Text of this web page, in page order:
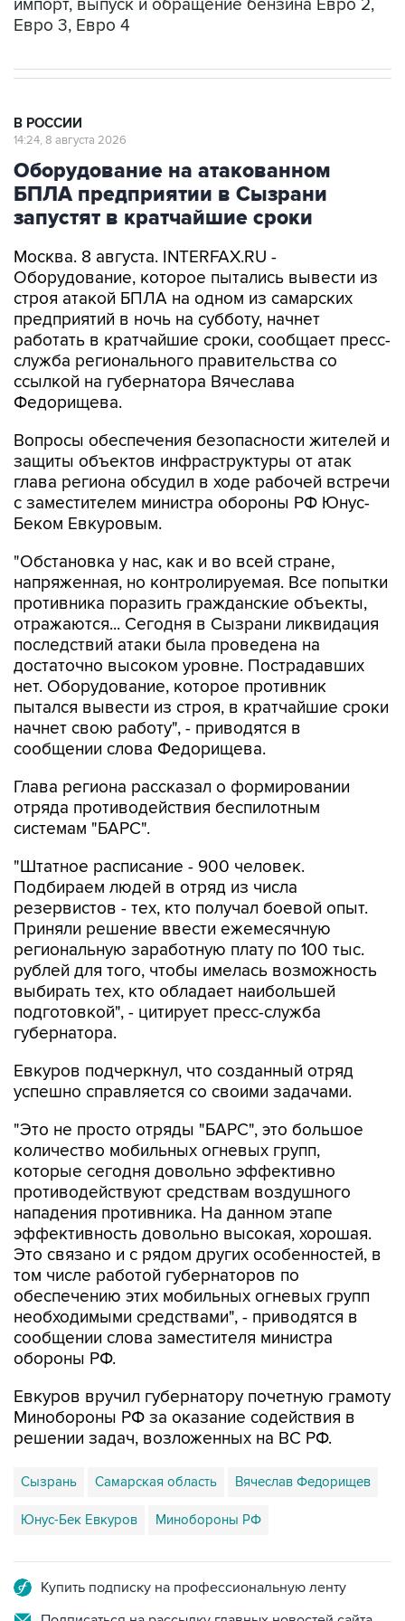
Оборудование на атакованном
БПЛА предприятии в Сызрани
запустят в кратчайшие сроки
Москва. 8 августа. INTERFAX.RU -
строя атакой БПЛА на одном из самарских
предприятий в ночь на субботу, начнет
работать в кратчайшие сроки, сообщает пресс-
служба регионального правительства со
ссылкой на губернатора Вячеслава
Федорищева.
Вопросы обеспечения безопасности жителей и
глава региона обсудил в ходе рабочей встречи
с заместителем министра обороны РФ Юнус-
Беком Евкуровым.
"Обстановка у нас, как и во всей стране,
противника поразить гражданские объекты,
отражаются... Сегодня в Сызрани ликвидация
последствий атаки была проведена на
достаточно высоком уровне. Пострадавших
нет. Оборудование, которое противник
пытался вывести из строя, в кратчайшие сроки
начнет свою работу", - приводятся в
сообщении слова Федорищева.
Глава региона рассказал о формировании
системам "БАРС".
"Штатное расписание - 900 человек.
резервистов - тех, кто получал боевой опыт.
Приняли решение ввести ежемесячную
региональную заработную плату по 100 тыс.
рублей для того, чтобы имелась возможность
выбирать тех, кто обладает наибольшей
подготовкой", - цитирует пресс-служба
губернатора.
Евкуров подчеркнул, что созданный отряд
"Это не просто отряды "БАРС", это большое
которые сегодня довольно эффективно
противодействуют средствам воздушного
нападения противника. На данном этапе
эффективность довольно высокая, хорошая.
Это связано и с рядом других особенностей, в
том числе работой губернаторов по
обеспечению этих мобильных огневых групп
необходимыми средствами", - приводятся в
сообщении слова заместителя министра
обороны РФ.
Евкуров вручил губернатору почетную грамоту
решении задач, возложенных на ВС РФ.
Сызрань Самарская область Вячеслав Федорищев
Юнус-Бек Евкуров Минобороны РФ
Подписаться на рассылку главных новостей сайта
Получать оперативные новости в официальном